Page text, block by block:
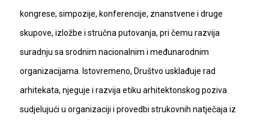
kongrese, simpozije, konferencije, znanstvene i druge
skupove, izložbe i stručna putovanja, pri čemu razvija
suradnju sa srodnim nacionalnim i međunarodnim
organizacijama. Istovremeno, Društvo usklađuje rad
arhitekata, njeguje i razvija etiku arhitektonskog poziva.
sudjelujući u organizaciji i provedbi strukovnih natječaja iz